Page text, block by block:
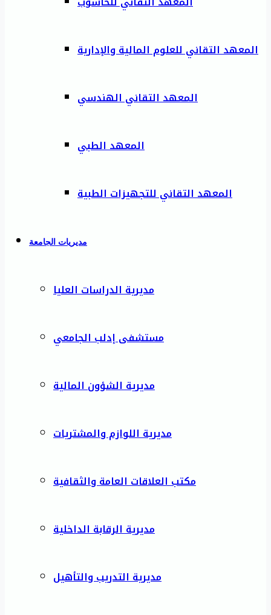
المعهد التقاني للعلوم المالية والإدارية
المعهد التقاني الهندسي
المعهد الطبي
المعهد التقاني للتجهيزات الطبية
مديريات الجامعة
مديرية الدراسات العليا
مستشفى إدلب الجامعي
مديرية الشؤون المالية
مديرية اللوازم والمشتريات
مكتب العلاقات العامة والثقافية
مديرية الرقابة الداخلية
مديرية التدريب والتأهيل